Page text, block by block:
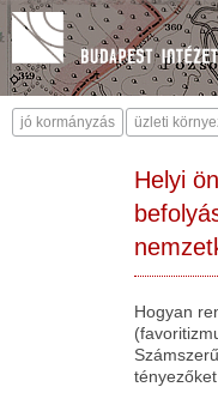
jó kormányzás üzleti
Helyi
Hogyan